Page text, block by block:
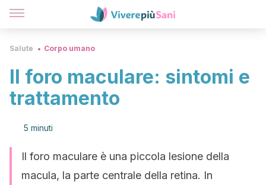
Salute Corpo umano
Il foro maculare: sintomi e
trattamento
5 minuti
Il foro maculare è una piccola lesione della
macula, la parte centrale della retina. In